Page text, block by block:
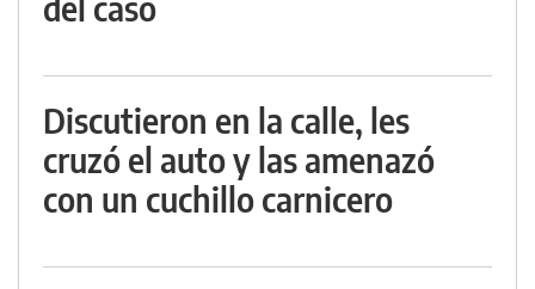
Discutieron en la calle, les
cruzó el auto y las amenazó
con un cuchillo carnicero